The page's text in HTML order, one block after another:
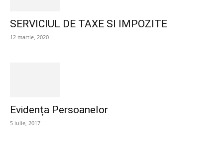
SERVICIUL DE TAXE SI IMPOZITE
12 martie, 2020
Evidența Persoanelor
5 iulie, 2017